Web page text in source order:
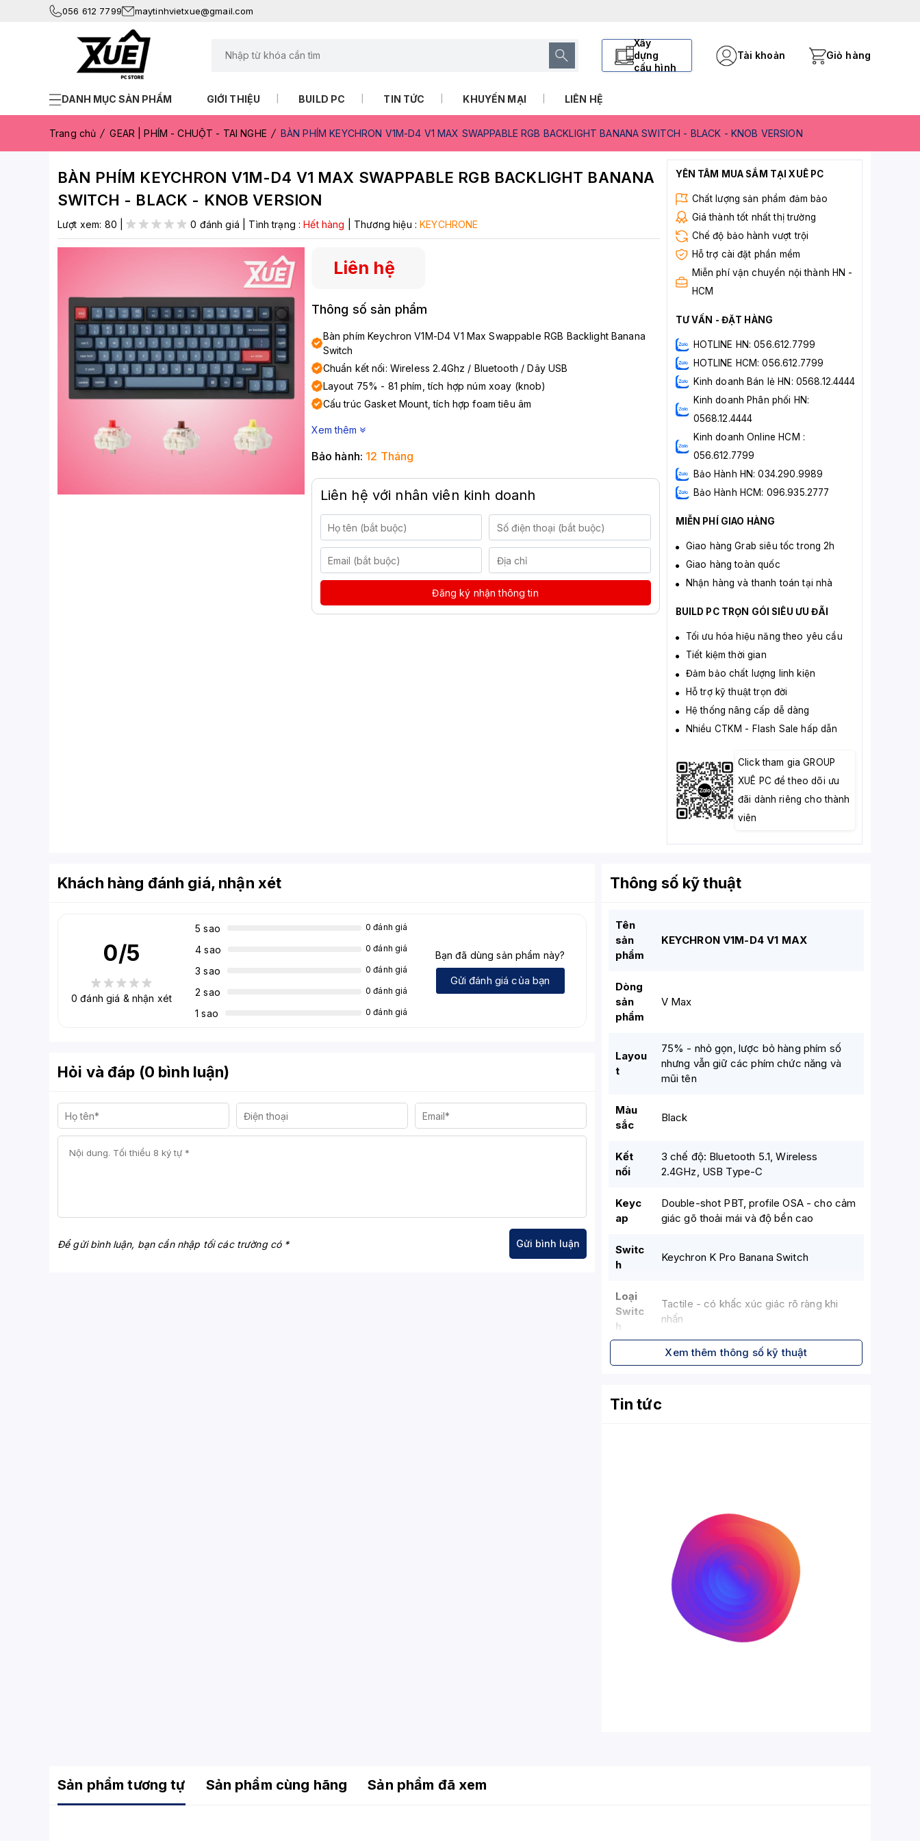
056 612 7799 maytinhvietxue@gmail.com
Xây
dựng
cấu hình
Tài khoản Giỏ hàng
DANH MỤC SẢN PHẨM GIỚI THIỆU BUILD PC TIN TỨC KHUYẾN MẠI LIÊN HỆ
Trang chủ GEAR | PHÍM - CHUỘT - TAI NGHE BÀN PHÍM KEYCHRON V1M-D4 V1 MAX SWAPPABLE RGB BACKLIGHT BANANA SWITCH - BLACK - KNOB VERSION
BÀN PHÍM KEYCHRON V1M-D4 V1 MAX SWAPPABLE RGB BACKLIGHT BANANA
SWITCH - BLACK - KNOB VERSION
Lượt xem: 80 | 0 đánh giá Tình trạng :Hết hàng Thương hiệu :KEYCHRONE
Liên hệ
Thông số sản phẩm
Bàn phím Keychron V1M-D4 V1 Max Swappable RGB Backlight Banana
Switch
Chuẩn kết nối: Wireless 2.4Ghz / Bluetooth / Dây USB
Layout 75% - 81 phím, tích hợp núm xoay (knob)
Cấu trúc Gasket Mount, tích hợp foam tiêu âm
Xem thêm
Bảo hành: 12 Tháng
Liên hệ với nhân viên kinh doanh
Đăng ký nhận thông tin
YÊN TÂM MUA SẮM TẠI XUÊ PC
Chất lượng sản phẩm đảm bảo
Giá thành tốt nhất thị trường
Chế độ bảo hành vượt trội
Hỗ trợ cài đặt phần mềm
Miễn phí vận chuyển nội thành HN -
HCM
TƯ VẤN - ĐẶT HÀNG
HOTLINE HN: 056.612.7799
HOTLINE HCM: 056.612.7799
Kinh doanh Bán lẻ HN: 0568.12.4444
Kinh doanh Phân phối HN:
0568.12.4444
Kinh doanh Online HCM :
056.612.7799
Bảo Hành HN: 034.290.9989
Bảo Hành HCM: 096.935.2777
MIỄN PHÍ GIAO HÀNG
Giao hàng Grab siêu tốc trong 2h
Giao hàng toàn quốc
Nhận hàng và thanh toán tại nhà
BUILD PC TRỌN GÓI SIÊU ƯU ĐÃI
Tối ưu hóa hiệu năng theo yêu cầu
Tiết kiệm thời gian
Đảm bảo chất lượng linh kiện
Hỗ trợ kỹ thuật trọn đời
Hệ thống nâng cấp dễ dàng
Nhiều CTKM - Flash Sale hấp dẫn
Click tham gia GROUP
XUÊ PC để theo dõi ưu
đãi dành riêng cho thành
viên
Khách hàng đánh giá, nhận xét
0/5
0 đánh giá & nhận xét
5 sao 0 đánh giá
4 sao 0 đánh giá
3 sao 0 đánh giá
2 sao 0 đánh giá
1 sao 0 đánh giá
Bạn đã dùng sản phẩm này?
Gửi đánh giá của bạn
Hỏi và đáp (0 bình luận)
Để gửi bình luận, bạn cần nhập tối các trường có *
Thông số kỹ thuật
Tên
sản
phẩm
KEYCHRON V1M-D4 V1 MAX
Dòng
sản
phẩm
V Max
Layou
t
75% - nhỏ gọn, lược bỏ hàng phím số
nhưng vẫn giữ các phím chức năng và
mũi tên
Màu
sắc
Black
Kết
nối
3 chế độ: Bluetooth 5.1, Wireless
2.4GHz, USB Type-C
Keyc
ap
Double-shot PBT, profile OSA - cho cảm
giác gõ thoải mái và độ bền cao
Switc
h
Keychron K Pro Banana Switch
Loại
Switc
h
Tactile - có khấc xúc giác rõ ràng khi
nhấn
Khoảng 55 gf
Hành
Khoảng 3.8 mm
PC - mang lại âm thanh gõ mềm mại và
đàn hồi hơn
PCB-mounted, screw-in Keychron K Pro
stabilizers - lube sẵn, giảm tiếng ồn và
Xem thêm thông số kỹ thuật
Tin tức
Sản phẩm tương tự Sản phẩm cùng hãng Sản phẩm đã xem